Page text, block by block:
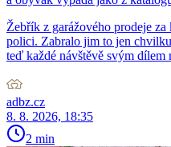
Žebřík z garážového prodeje
polici. Zabralo jim to jen
teď každé návštěvě svým dílem
adbz.cz
8. 8. 2026, 18:35
2 min